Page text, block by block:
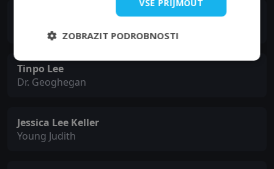
George
Tinpo Lee
Dr. Geoghegan
Jessica Lee Keller
Young Judith
VŠE PŘIJMOUT
ZOBRAZIT PODROBNOSTI